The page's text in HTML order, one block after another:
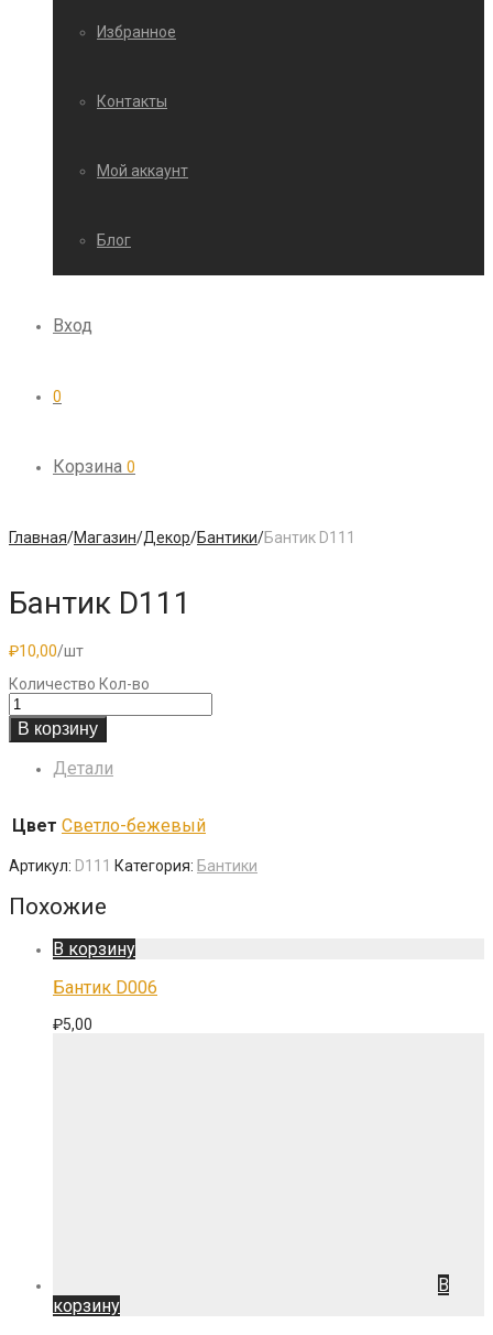
Избранное
Контакты
Мой аккаунт
Блог
Вход
0
Корзина 0
Главная/Магазин/Декор/Бантики/Бантик D111
Бантик D111
₽10,00/шт
Количество Кол-во
В корзину
Детали
Цвет Светло-бежевый
Артикул: D111 Категория: Бантики
Похожие
В корзину
Бантик D006
₽5,00
В
корзину